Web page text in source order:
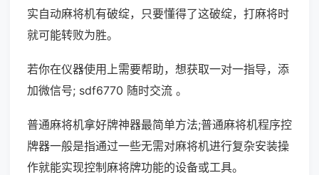
实自动麻将机有破绽，只要懂得了这破绽，打麻将时
就可能转败为胜。
若你在仪器使用上需要帮助，想获取一对一指导，添
加微信号; sdf6770 随时交流 。
普通麻将机拿好牌神器最简单方法;普通麻将机程序控
牌器一般是指通过一些无需对麻将机进行复杂安装操
作就能实现控制麻将牌功能的设备或工具。